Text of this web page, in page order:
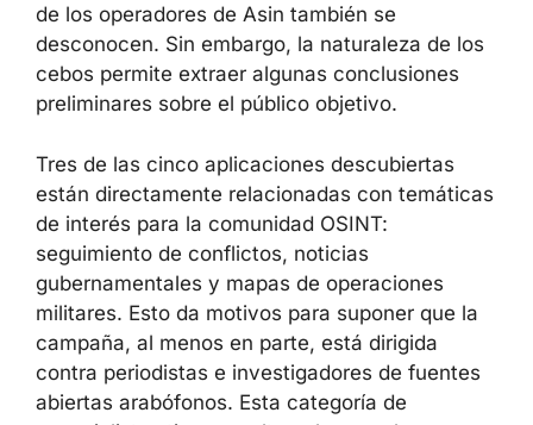
de los operadores de Asin también se
desconocen. Sin embargo, la naturaleza de los
cebos permite extraer algunas conclusiones
preliminares sobre el público objetivo.
Tres de las cinco aplicaciones descubiertas
están directamente relacionadas con temáticas
de interés para la comunidad OSINT:
seguimiento de conflictos, noticias
gubernamentales y mapas de operaciones
militares. Esto da motivos para suponer que la
campaña, al menos en parte, está dirigida
contra periodistas e investigadores de fuentes
abiertas arabófonos. Esta categoría de